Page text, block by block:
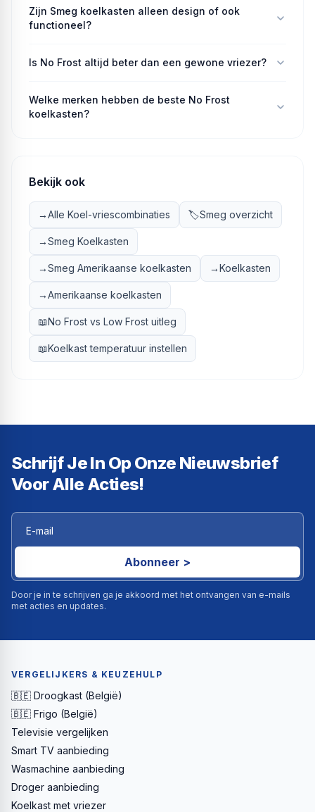
Zijn Smeg koelkasten alleen design of ook
functioneel?
Is No Frost altijd beter dan een gewone vriezer?
Welke merken hebben de beste No Frost
koelkasten?
Bekijk ook
→Alle Koel-vriescombinaties 🏷️Smeg overzicht
→Smeg Koelkasten
→Smeg Amerikaanse koelkasten →Koelkasten
→Amerikaanse koelkasten
📖No Frost vs Low Frost uitleg
📖Koelkast temperatuur instellen
Schrijf Je In Op Onze Nieuwsbrief
Voor Alle Acties!
Abonneer >
Door je in te schrijven ga je akkoord met het ontvangen van e-mails
met acties en updates.
VERGELIJKERS & KEUZEHULP
🇧🇪 Droogkast (België)
🇧🇪 Frigo (België)
Televisie vergelijken
Smart TV aanbieding
Wasmachine aanbieding
Droger aanbieding
Koelkast met vriezer